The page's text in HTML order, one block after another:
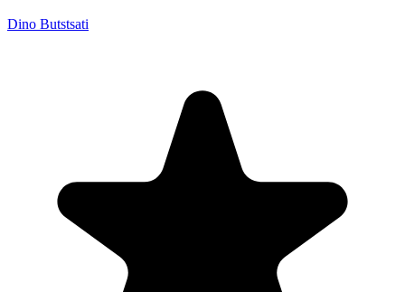
Dino Butstsati